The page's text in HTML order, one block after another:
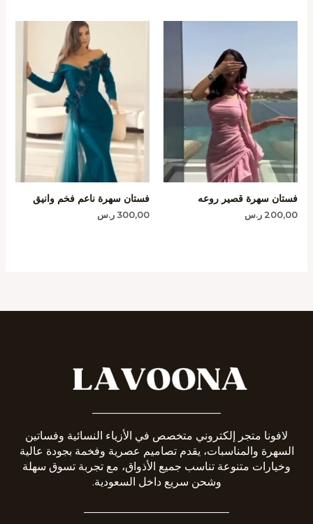
فستان سهرة قصير روعه
200,00 ر.س
فستان سهرة ناعم فخم وانيق
300,00 ر.س
لافونا متجر إلكتروني متخصص في الأزياء النسائية وفساتين
السهرة والمناسبات، يقدم تصاميم عصرية وفخمة بجودة عالية
وخيارات متنوعة تناسب جميع الأذواق، مع تجربة تسوق سهلة
وشحن سريع داخل السعودية.